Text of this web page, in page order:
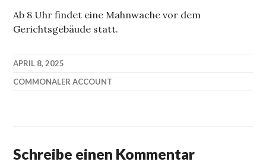
Ab 8 Uhr findet eine Mahnwache vor dem
Gerichtsgebäude statt.
APRIL 8, 2025
COMMONALER ACCOUNT
Schreibe einen Kommentar